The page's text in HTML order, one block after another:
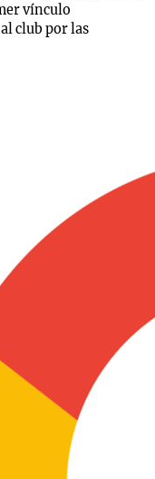
vínculo
club por las
La Sole en
Cadena 3